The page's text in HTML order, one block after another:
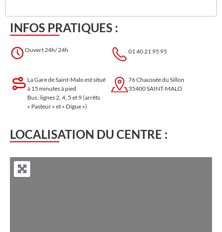
INFOS PRATIQUES :
Ouvert 24h/ 24h 01 40 21 95 95
La Gare de Saint-Malo est situé
à 15 minutes à pied
Bus : lignes 2, 4, 5 et 9 (arrêts
« Pasteur » et « Digue »)
76 Chaussée du Sillon
35400 SAINT-MALO
LOCALISATION DU CENTRE :